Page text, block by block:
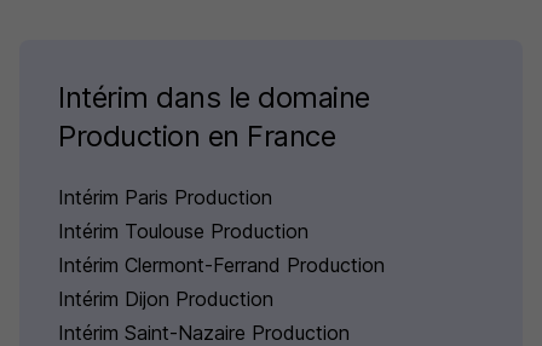
Intérim dans le domaine
Production en France
Intérim Paris Production
Intérim Toulouse Production
Intérim Clermont-Ferrand Production
Intérim Dijon Production
Intérim Saint-Nazaire Production